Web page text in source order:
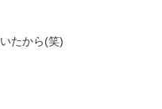
たから(笑)